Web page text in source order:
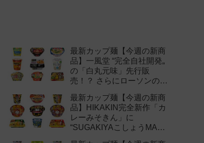
最新カップ麺【今週の新商
品】一風堂 “完全自社開発„
の「白丸元味」先行販
売！？ さらにローソンの激
新作まとめ！
最新カップ麺【今週の新商
品】HIKAKIN完全新作「カ
レーみそきん」に
“SUGAKIYAこしょうMAX„